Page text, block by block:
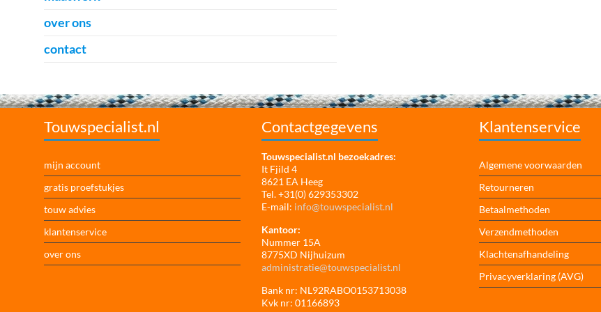
over ons
contact
Touwspecialist.nl
mijn account
gratis proefstukjes
touw advies
klantenservice
over ons
Contactgegevens
Touwspecialist.nl bezoekadres:
It Fjild 4
8621 EA Heeg
Tel. +31(0) 629353302
E-mail: info@touwspecialist.nl
Kantoor:
Nummer 15A
8775XD Nijhuizum
administratie@touwspecialist.nl
Bank nr: NL92RABO0153713038
Kvk nr: 01166893
Klantenservice
Algemene voorwaarden
Retourneren
Betaalmethoden
Verzendmethoden
Klachtenafhandeling
Privacyverklaring (AVG)